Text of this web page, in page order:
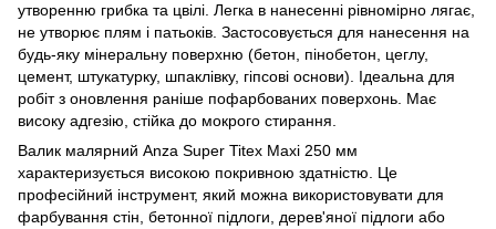
утворенню грибка та цвілі. Легка в нанесенні рівномірно лягає,
не утворює плям і патьоків. Застосовується для нанесення на
будь-яку мінеральну поверхню (бетон, пінобетон, цеглу,
цемент, штукатурку, шпаклівку, гіпсові основи). Ідеальна для
робіт з оновлення раніше пофарбованих поверхонь. Має
високу адгезію, стійка до мокрого стирання.
Валик малярний Anza Super Titex Maxi 250 мм
характеризується високою покривною здатністю. Це
професійний інструмент, який можна використовувати для
фарбування стін, бетонної підлоги, дерев'яної підлоги або